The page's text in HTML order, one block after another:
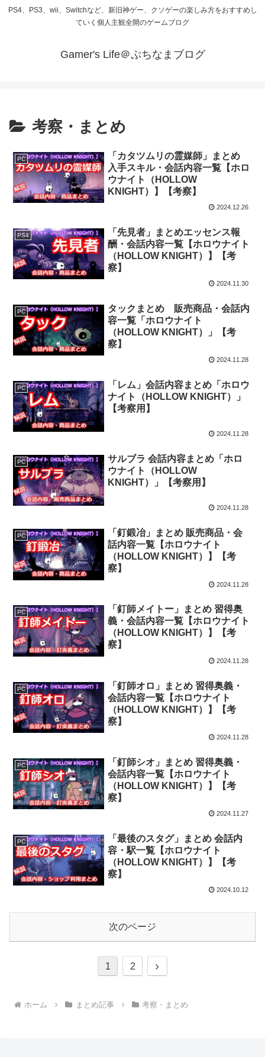
PS4、PS3、wii、Switchなど、新旧神ゲー、クソゲーの楽しみ方をおすすめし
ていく個人主観全開のゲームブログ
Gamer's Life＠ぷちなまブログ
考察・まとめ
PC
「カタツムリの霊媒師」まとめ
入手スキル・会話内容一覧【ホロ
ウナイト（HOLLOW
KNIGHT）】【考察】
2024.12.26
PS4
「先見者」まとめエッセンス報
酬・会話内容一覧【ホロウナイト
（HOLLOW KNIGHT）】【考
察】
2024.11.30
PC
タックまとめ 販売商品・会話内
容一覧「ホロウナイト
（HOLLOW KNIGHT）」【考
察】
2024.11.28
PC
「レム」会話内容まとめ「ホロウ
ナイト（HOLLOW KNIGHT）」
【考察用】
2024.11.28
PC
サルブラ 会話内容まとめ「ホロ
ウナイト（HOLLOW
KNIGHT）」【考察用】
2024.11.28
PC
「釘鍛冶」まとめ 販売商品・会
話内容一覧【ホロウナイト
（HOLLOW KNIGHT）】【考
察】
2024.11.28
PC
「釘師メイトー」まとめ 習得奥
義・会話内容一覧【ホロウナイト
（HOLLOW KNIGHT）】【考
察】
2024.11.28
PC
「釘師オロ」まとめ 習得奥義・
会話内容一覧【ホロウナイト
（HOLLOW KNIGHT）】【考
察】
2024.11.28
PC
「釘師シオ」まとめ 習得奥義・
会話内容一覧【ホロウナイト
（HOLLOW KNIGHT）】【考
察】
2024.11.27
PC
「最後のスタグ」まとめ 会話内
容・駅一覧【ホロウナイト
（HOLLOW KNIGHT）】【考
察】
2024.10.12
次のページ
1 2
次
ホーム まとめ記事 考察・まとめ